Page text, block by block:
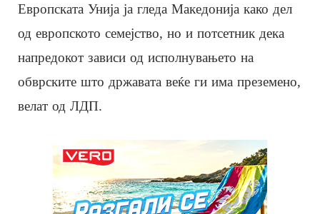
Европската Унија ја гледа Македонија како дел
од европското семејство, но и потсетник дека
напредокот зависи од исполнувањето на
обврските што државата веќе ги има преземено,
велат од ЛДП.